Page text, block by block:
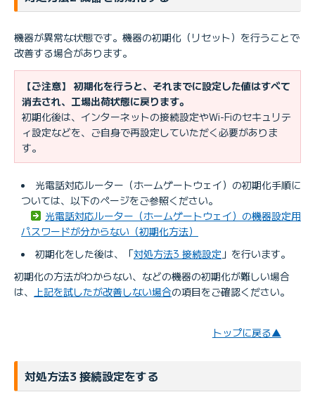
機器が異常な状態です。機器の初期化（リセット）を行うことで
改善する場合があります。
【ご注意】 初期化を行うと、それまでに設定した値はすべて
消去され、工場出荷状態に戻ります。
初期化後は、インターネットの接続設定やWi-Fiのセキュリテ
ィ設定などを、ご自身で再設定していただく必要がありま
す。
光電話対応ルーター（ホームゲートウェイ）の初期化手順に
ついては、以下のページをご参照ください。
光電話対応ルーター（ホームゲートウェイ）の機器設定用
パスワードが分からない（初期化方法）
初期化をした後は、「対処方法3 接続設定 」を行います。
初期化の方法がわからない、などの機器の初期化が難しい場合
は、
上記を試したが改善しない場合の項目をご確認ください。
トップに戻る▲
対処方法3 接続設定をする